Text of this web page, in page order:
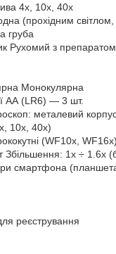
4х, 10х, 40х
(прохідним
груба
Рухомий з
Монокулярна
АА (LR6) — 3 шт.
металевий
10x, 40x)
(WF10x, WF16x)
Збільшення: 1х ÷ 1.6х
смартфона
реєстрування